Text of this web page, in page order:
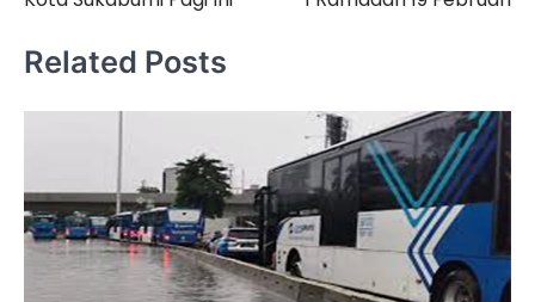
Related Posts